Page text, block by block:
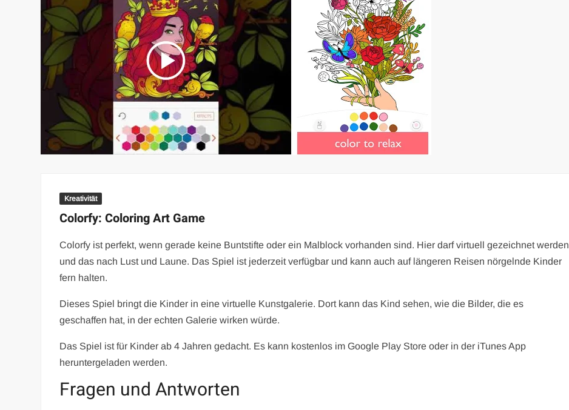
Kreativität
Colorfy: Coloring Art Game
Colorfy ist perfekt, wenn gerade keine Buntstifte oder ein Malblock vorhanden sind. Hier darf virtuell gezeichnet werden
und das nach Lust und Laune. Das Spiel ist jederzeit verfügbar und kann auch auf längeren Reisen nörgelnde Kinder
fern halten.
Dieses Spiel bringt die Kinder in eine virtuelle Kunstgalerie. Dort kann das Kind sehen, wie die Bilder, die es
geschaffen hat, in der echten Galerie wirken würde.
Das Spiel ist für Kinder ab 4 Jahren gedacht. Es kann kostenlos im Google Play Store oder in der iTunes App
heruntergeladen werden.
Fragen und Antworten